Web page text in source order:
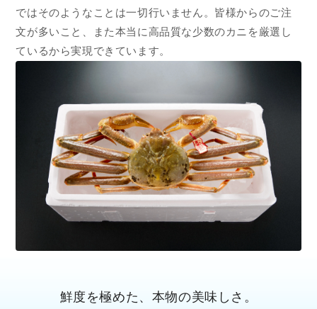
ではそのようなことは一切行いません。皆様からのご注
文が多いこと、また本当に高品質な少数のカニを厳選し
ているから実現できています。
鮮度を極めた、本物の美味しさ。